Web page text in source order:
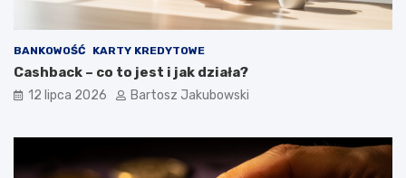
BANKOWOŚĆ KARTY KREDYTOWE
Cashback – co to jest i jak działa?
12 lipca 2026 Bartosz Jakubowski